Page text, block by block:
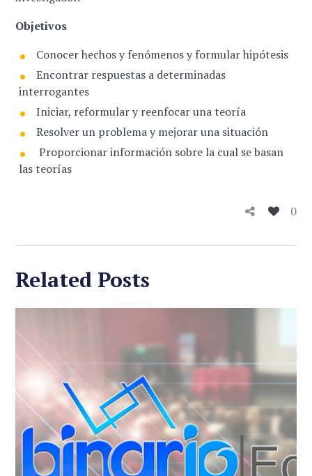
Objetivos
Conocer hechos y fenómenos y formular hipótesis
Encontrar respuestas a determinadas
interrogantes
Iniciar, reformular y reenfocar una teoría
Resolver un problema y mejorar una situación
Proporcionar información sobre la cual se basan
las teorías
0
Related Posts